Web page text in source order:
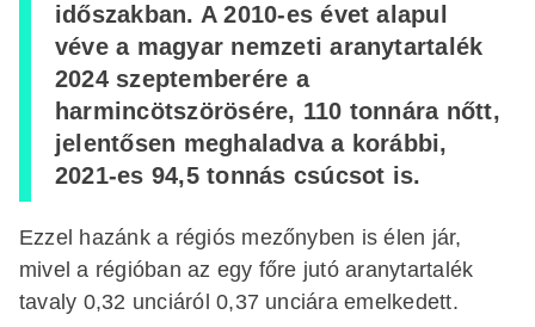
időszakban. A 2010-es évet alapul
véve a magyar nemzeti aranytartalék
2024 szeptemberére a
harmincötszörösére, 110 tonnára nőtt,
jelentősen meghaladva a korábbi,
2021-es 94,5 tonnás csúcsot is.
Ezzel hazánk a régiós mezőnyben is élen jár,
mivel a régióban az egy főre jutó aranytartalék
tavaly 0,32 unciáról 0,37 unciára emelkedett.